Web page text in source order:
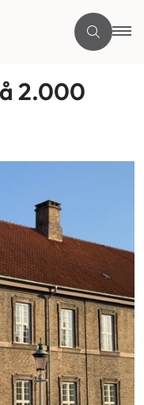
2.000